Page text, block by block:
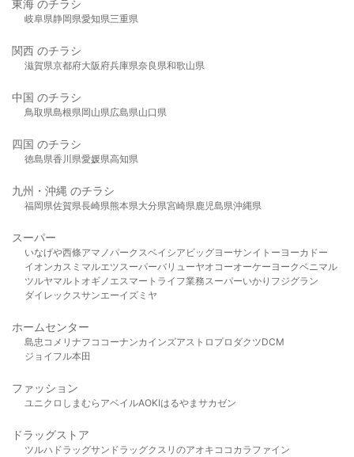
東海 のチラシ
岐阜県静岡県愛知県三重県
関西 のチラシ
滋賀県京都府大阪府兵庫県奈良県和歌山県
中国 のチラシ
鳥取県島根県岡山県広島県山口県
四国 のチラシ
徳島県香川県愛媛県高知県
九州・沖縄 のチラシ
福岡県佐賀県長崎県熊本県大分県宮崎県鹿児島県沖縄県
スーパー
いなげや西條アマノパークスベイシア ビッグヨーサンイトーヨーカドー
イオンカスミ マルエツスーパーバリューヤオコーオーケー ヨークベニマル
ツルヤマルト オギノ エスマート ライフ業務スーパーいかり フジグラン
ダイレックスサンエーイズミヤ
ホームセンター
島忠 コメリ ナフコ コーナンカインズアストロプロダクツDCM
ジョイフル本田
ファッション
ユニクロ しまむら アベイルAOKIはるやま サカゼン
ドラッグストア
ツルハドラッグサンドラッグクスリのアオキ ココカラファイン